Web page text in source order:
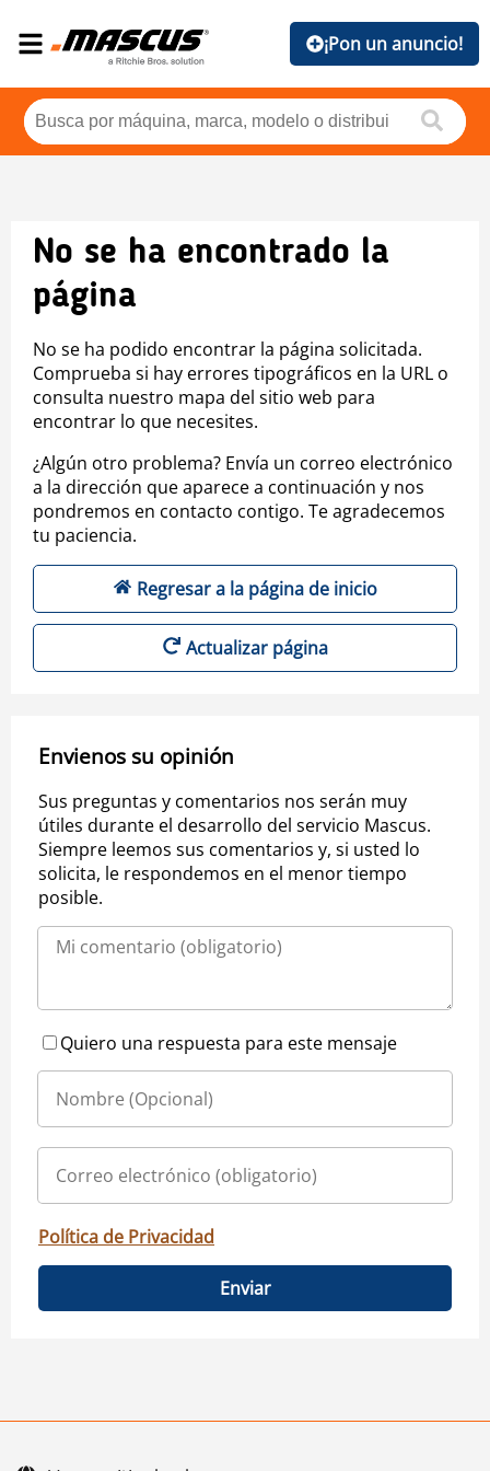
¡Pon un anuncio!
No se ha encontrado la
página
No se ha podido encontrar la página solicitada.
Comprueba si hay errores tipográficos en la URL o
consulta nuestro mapa del sitio web para
encontrar lo que necesites.
¿Algún otro problema? Envía un correo electrónico
a la dirección que aparece a continuación y nos
pondremos en contacto contigo. Te agradecemos
tu paciencia.
Regresar a la página de inicio
Actualizar página
Envienos su opinión
Sus preguntas y comentarios nos serán muy
útiles durante el desarrollo del servicio Mascus.
Siempre leemos sus comentarios y, si usted lo
solicita, le respondemos en el menor tiempo
posible.
Quiero una respuesta para este mensaje
Política de Privacidad
Enviar